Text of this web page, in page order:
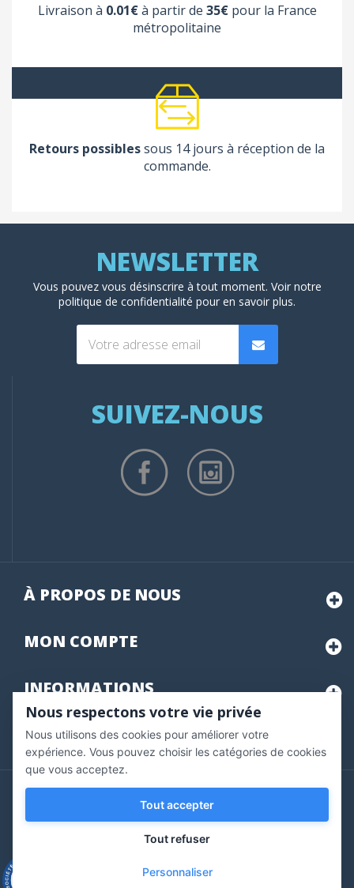
Livraison à 0.01€à partir de 35€pour la France
métropolitaine
Retours possiblessous 14 jours à réception de la
commande.
Vous pouvez vous désinscrire à tout moment. Voir notre
politique de confidentialité pour en savoir plus.
SUIVEZ-NOUS
À PROPOS DE NOUS
MON COMPTE
INFORMATIONS
Marchand approuvé par la Société des Avis Garantis,
pour vérifier .
Copyright © 2020 Vernazobres Grego - tous droits
réservés.
Nous respectons votre vie privée
Nous utilisons des cookies pour améliorer votre
expérience. Vous pouvez choisir les catégories de cookies
que vous acceptez.
Tout accepter
Tout refuser
Personnaliser